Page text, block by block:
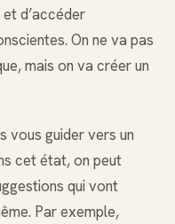
d’accéder
On ne va pas
mais on va créer un
vous guider vers un
cet état, on peut
qui vont
Par exemple,